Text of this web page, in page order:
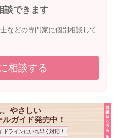
談できます
などの専門家に個別相談して
相談する
、やさしい
ガイド発売中！
ドラインにいち早く対応！